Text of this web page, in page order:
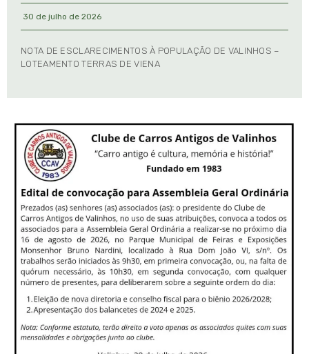
30 de julho de 2026
NOTA DE ESCLARECIMENTOS À POPULAÇÃO DE VALINHOS –
LOTEAMENTO TERRAS DE VIENA